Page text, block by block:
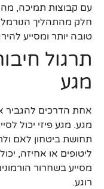
עם קבוצות תמיכה,
חלק מהתהליך
טובה יותר ומסייע
תרגול
מגע
אחת הדרכים להגביר
מגע. מגע פיזי יכול
תחושת ביטחון לאם
ליטופים או אחיזה,
מסייע בשחרור
רוגע.